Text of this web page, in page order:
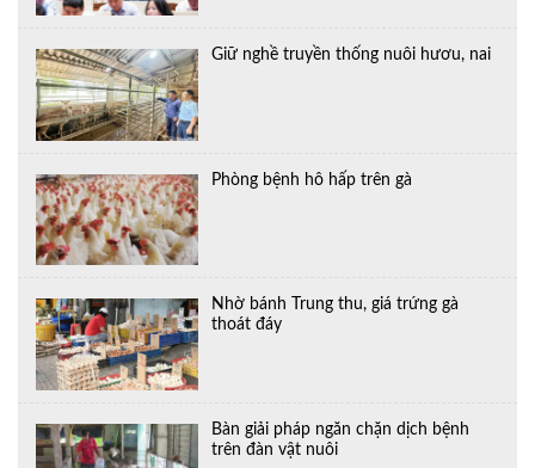
Giữ nghề truyền thống nuôi hươu, nai
Phòng bệnh hô hấp trên gà
Nhờ bánh Trung thu, giá trứng gà
thoát đáy
Bàn giải pháp ngăn chặn dịch bệnh
trên đàn vật nuôi